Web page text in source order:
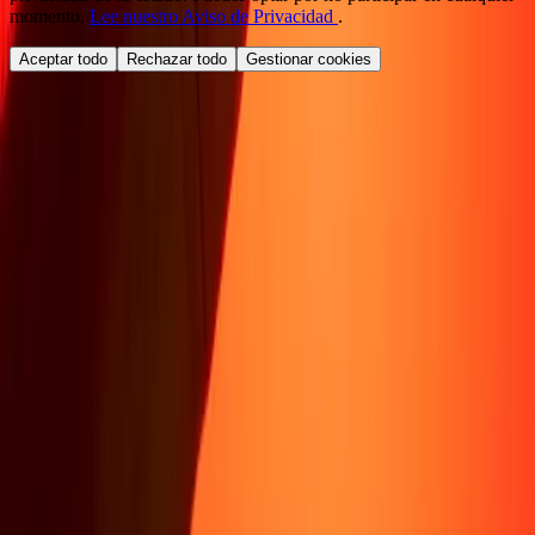
momento. Lee nuestro Aviso de Privacidad .
Aceptar todo Rechazar todo Gestionar cookies